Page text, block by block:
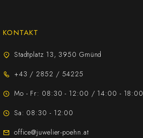
KONTAKT
Stadtplatz 13, 3950 Gmünd
+43 / 2852 / 54225
Mo - Fr: 08:30 - 12:00 / 14:00 - 18:00
Sa: 08:30 - 12:00
office@juwelier-poehn.at